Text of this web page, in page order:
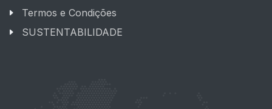
Termos e Condições
SUSTENTABILIDADE